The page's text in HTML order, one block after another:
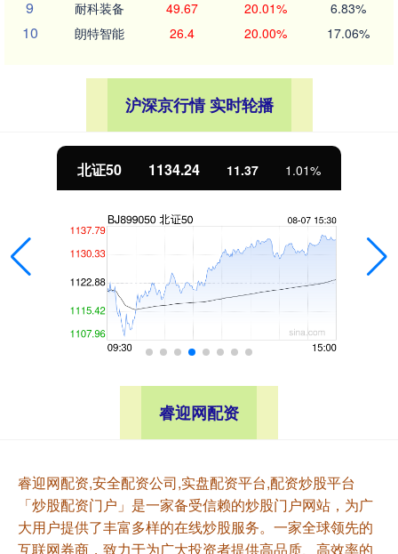
9 耐科装备 49.67 20.01% 6.83%
10 朗特智能 26.4 20.00% 17.06%
沪深京行情 实时轮播
北证50 1134.24 11.37 1.01%
睿迎网配资
睿迎网配资,安全配资公司,实盘配资平台,配资炒股平台
「炒股配资门户」是一家备受信赖的炒股门户网站，为广
大用户提供了丰富多样的在线炒股服务。一家全球领先的
互联网券商，致力于为广大投资者提供高品质、高效率的